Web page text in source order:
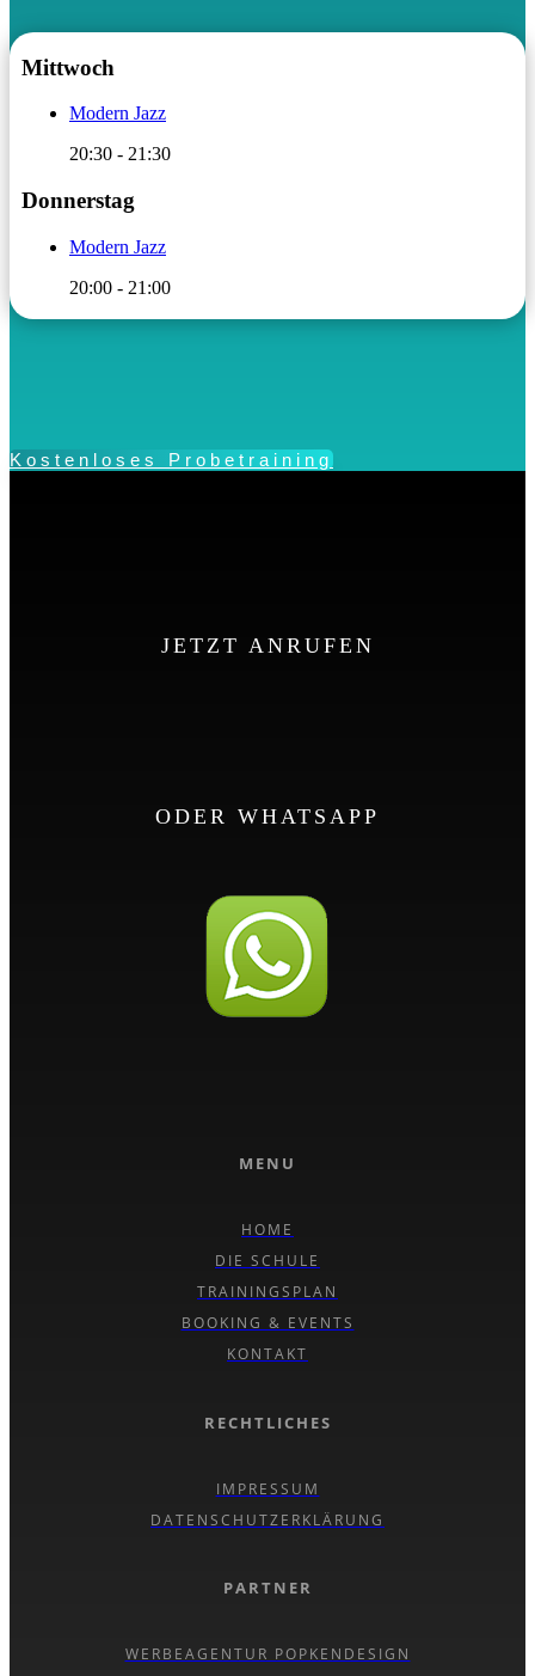
Mittwoch
Modern Jazz
20:30 - 21:30
Donnerstag
Modern Jazz
20:00 - 21:00
Kostenloses Probetraining
JETZT ANRUFEN
ODER WHATSAPP
MENU
HOME
DIE SCHULE
TRAININGSPLAN
BOOKING & EVENTS
KONTAKT
RECHTLICHES
IMPRESSUM
DATENSCHUTZERKLÄRUNG
PARTNER
WERBEAGENTUR POPKENDESIGN